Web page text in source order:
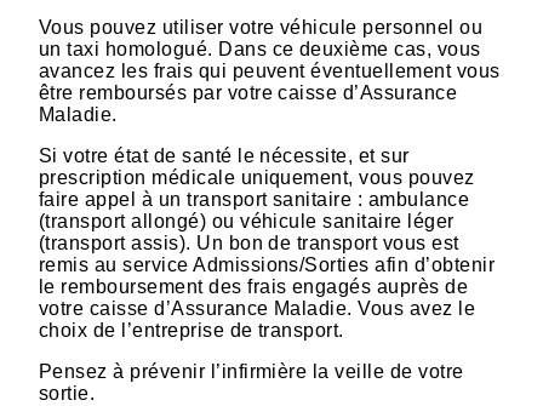
Vous pouvez utiliser votre véhicule personnel ou
un taxi homologué. Dans ce deuxième cas, vous
avancez les frais qui peuvent éventuellement vous
être remboursés par votre caisse d’Assurance
Maladie.
Si votre état de santé le nécessite, et sur
prescription médicale uniquement, vous pouvez
faire appel à un transport sanitaire : ambulance
(transport allongé) ou véhicule sanitaire léger
(transport assis). Un bon de transport vous est
remis au service Admissions/Sorties afin d’obtenir
le remboursement des frais engagés auprès de
votre caisse d’Assurance Maladie. Vous avez le
choix de l’entreprise de transport.
Pensez à prévenir l’infirmière la veille de votre
sortie.